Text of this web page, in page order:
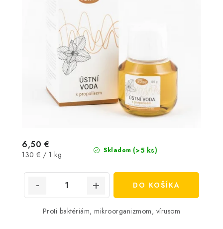
Skladom (>5 ks)
6,50 €
Jednotková
130 € / 1 kg
DO KOŠÍKA
Proti baktériám, mikroorganizmom, vírusom